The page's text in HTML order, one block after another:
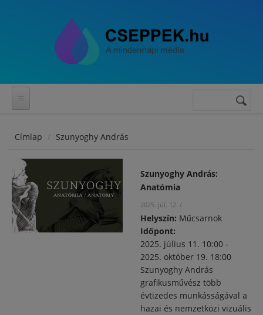
Keresés
Címlap Szunyoghy András
Szunyoghy András:
Anatómia
2025. júl. 12. /
Helyszín: Műcsarnok
Időpont:
2025. július 11. 10:00 -
2025. október 19. 18:00
Szunyoghy András
grafikusművész több
évtizedes munkásságával a
hazai és nemzetközi vizuális